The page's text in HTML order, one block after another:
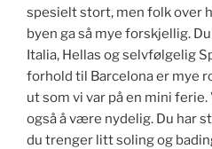
spesielt stort, men folk over
byen ga så mye forskjellig.
Italia, Hellas og selvfølgelig
forhold til Barcelona er mye
ut som vi var på en mini
også å være nydelig. Du har
du trenger litt soling og